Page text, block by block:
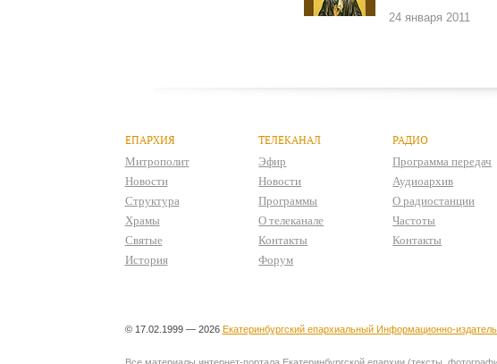
24 января 2011
ЕПАРХИЯ
Митрополит
Новости
Структура
Храмы
Святые
История
ТЕЛЕКАНАЛ
Эфир
Новости
Программы
О телеканале
Контакты
Форум
РАДИО
Программа передач
Аудиоархив
О радиостанции
Частоты
Контакты
© 17.02.1999 — 2026 Екатеринбургский епархиальный Информационно-